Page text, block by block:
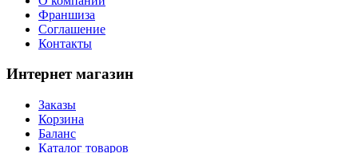
Франшиза
Соглашение
Контакты
Интернет магазин
Заказы
Корзина
Баланс
Каталог товаров